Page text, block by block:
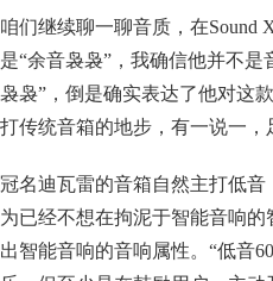
咱们继续聊一聊音质，在Sound
是“余音袅袅”，我确信他并不
袅袅”，倒是确实表达了他对这
打传统音箱的地步，有一说一，
冠名迪瓦雷的音箱自然主打低
为已经不想在拘泥于智能音响
出智能音响的音响属性。“低音